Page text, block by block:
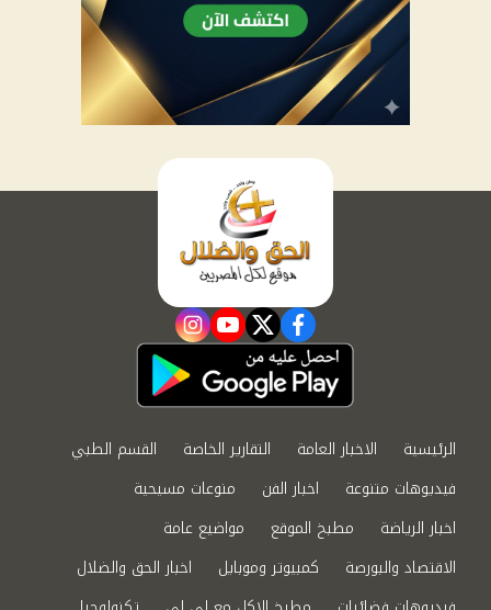
facebook
twitter
youtube
instagram
الرئيسية الاخبار العامة التقارير الخاصة
القسم الطبي
فيديوهات متنوعة
اخبار الفن
منوعات مسيحية
اخبار الرياضة
مطبخ الموقع
مواضيع عامة
الاقتصاد والبورصة
كمبيوتر وموبايل
اخبار الحق والضلال